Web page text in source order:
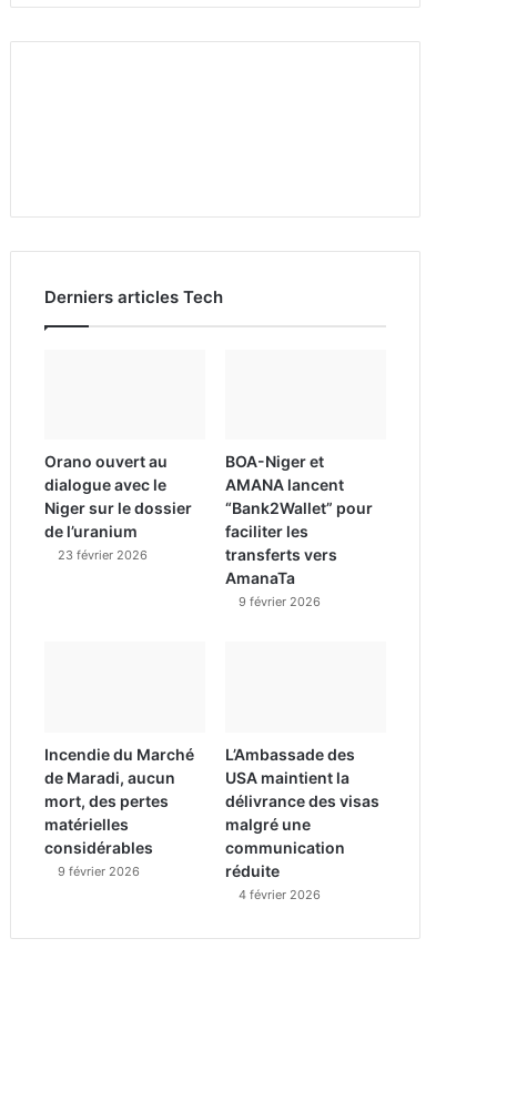
Derniers articles Tech
Orano ouvert au
dialogue avec le
Niger sur le dossier
de l’uranium
23 février 2026
BOA-Niger et
AMANA lancent
“Bank2Wallet” pour
faciliter les
transferts vers
AmanaTa
9 février 2026
Incendie du Marché
de Maradi, aucun
mort, des pertes
matérielles
considérables
9 février 2026
L’Ambassade des
USA maintient la
délivrance des visas
malgré une
communication
réduite
4 février 2026